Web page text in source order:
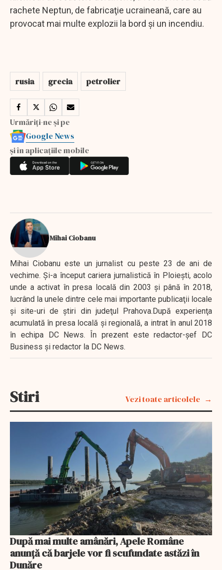
rachete Neptun, de fabricaţie ucraineană, care au
provocat mai multe explozii la bord şi un incendiu.
rusia grecia petrolier
Urmăriți-ne și pe
Google News
și în aplicațiile mobile
Mihai Ciobanu
Mihai Ciobanu este un jurnalist cu peste 23 de ani de
vechime. Şi-a început cariera jurnalistică în Ploieşti, acolo
unde a activat în presa locală din 2003 şi până în 2018,
lucrând la unele dintre cele mai importante publicaţii locale
şi site-uri de ştiri din judeţul Prahova.După experienţa
acumulată în presa locală şi regională, a intrat în anul 2018
în echipa DC News. În prezent este redactor-şef DC
Business şi redactor la DC News.
Stiri Vezi toate articolele
După mai multe amânări, Apele Române
anunță că barjele vor fi scufundate astăzi în
Dunăre